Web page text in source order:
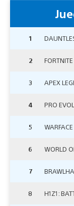
1
2 FORTNITE
3 APEX
4 PRO
5 WARFACE
6 WORLD
7
8 H1Z1: